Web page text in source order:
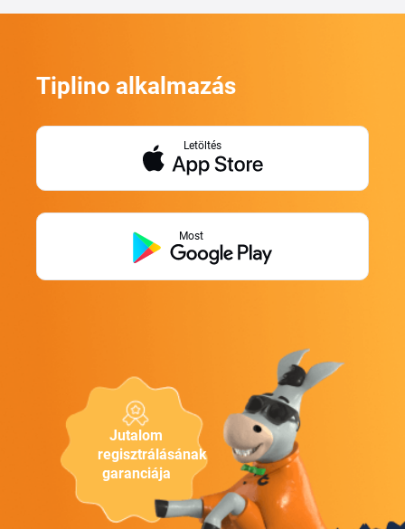
Jutalom
regisztrálásának
garanciája
Tiplino alkalmazás
Letöltés
Most